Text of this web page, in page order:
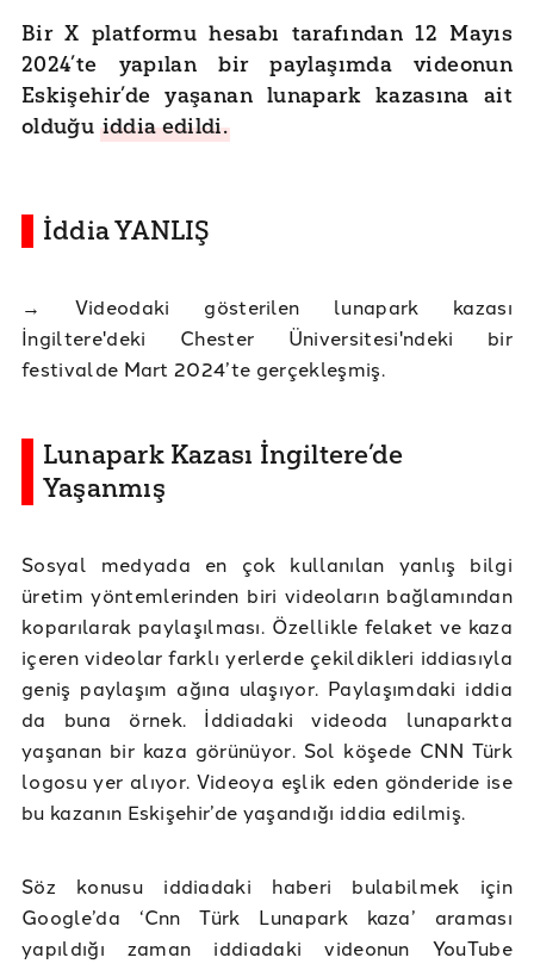
Bir X platformu hesabı tarafından 12 Mayıs
2024’te yapılan bir paylaşımda videonun
Eskişehir’de yaşanan lunapark kazasına ait
olduğu iddia edildi.
İddia YANLIŞ
→ Videodaki gösterilen lunapark kazası
İngiltere'deki Chester Üniversitesi'ndeki bir
festivalde Mart 2024’te gerçekleşmiş.
Lunapark Kazası İngiltere’de
Yaşanmış
Sosyal medyada en çok kullanılan yanlış bilgi
üretim yöntemlerinden biri videoların bağlamından
koparılarak paylaşılması. Özellikle felaket ve kaza
içeren videolar farklı yerlerde çekildikleri iddiasıyla
geniş paylaşım ağına ulaşıyor. Paylaşımdaki iddia
da buna örnek. İddiadaki videoda lunaparkta
yaşanan bir kaza görünüyor. Sol köşede CNN Türk
logosu yer alıyor. Videoya eşlik eden gönderide ise
bu kazanın Eskişehir’de yaşandığı iddia edilmiş.
Söz konusu iddiadaki haberi bulabilmek için
Google’da ‘Cnn Türk Lunapark kaza’ araması
yapıldığı zaman iddiadaki videonun YouTube